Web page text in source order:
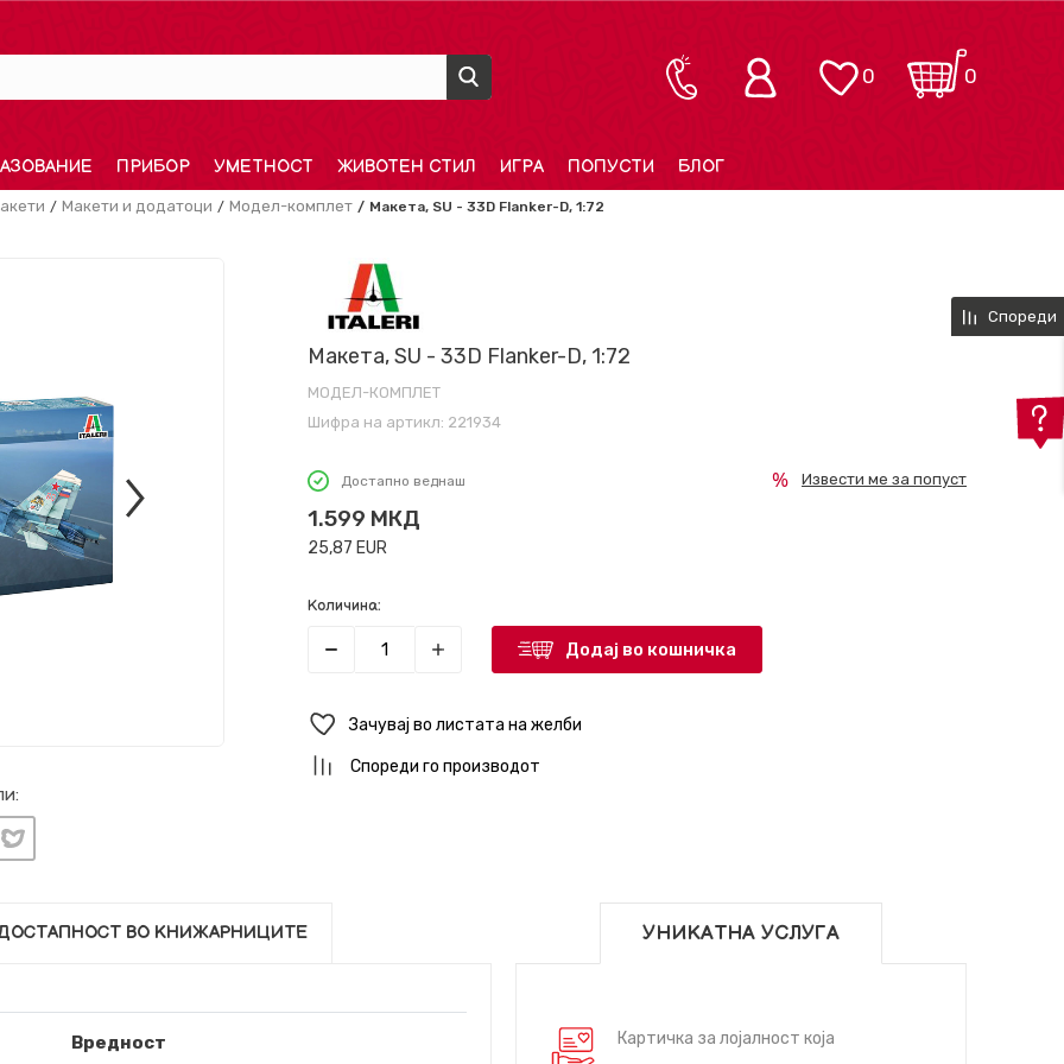
0
0
ПРИБОР УМЕТНОСТ ЖИВОТЕН СТИЛ ИГРА ПОПУСТИ БЛОГ
Макети и додатоци Модел-комплет Макета, SU - 33D Flanker-D, 1:72
Макета, SU - 33D Flanker-D, 1:72
МОДЕЛ-КОМПЛЕТ
Шифра на артикл: 221934
Достапно веднаш
1.599 МКД
25,87 EUR
Извести ме за попуст
Количина:
Додај во кошничка
Зачувај во листата на желби
Спореди го производот
ВО КНИЖАРНИЦИТЕ
Вредност
УНИКАТНА УСЛУГА
Картичка за лојалност која
Спореди